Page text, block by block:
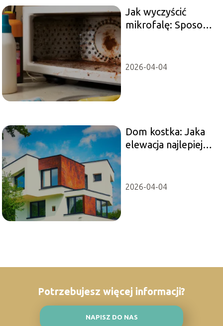
Jak wyczyścić
mikrofalę: Sposoby
2026-04-04
Dom kostka: Jaka
elewacja najlepiej
2026-04-04
Potrzebujesz więcej informacji?
NAPISZ DO NAS